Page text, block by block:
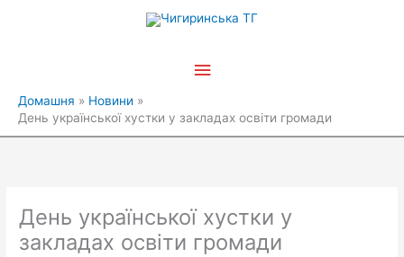
Головне
Домашня
Новини
День української хустки у закладах освіти громади
День української хустки у
закладах освіти громади